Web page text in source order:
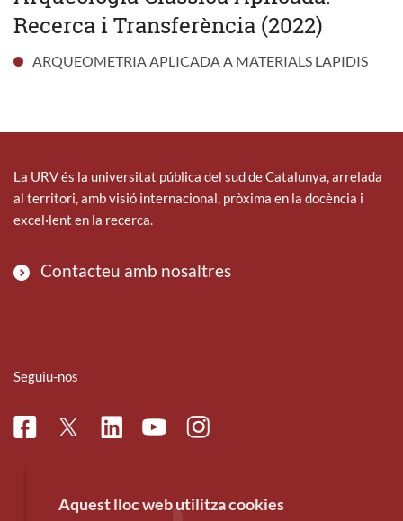
Recerca i Transferència (2022)
ARQUEOMETRIA APLICADA A MATERIALS LAPIDIS
La URV és la universitat pública del sud de Catalunya, arrelada
al territori, amb visió internacional, pròxima en la docència i
excel·lent en la recerca.
Contacteu amb nosaltres
Seguiu-nos
FacebookTwitterLinkedinYoutubeInstagram
Aquest lloc web utilitza cookies